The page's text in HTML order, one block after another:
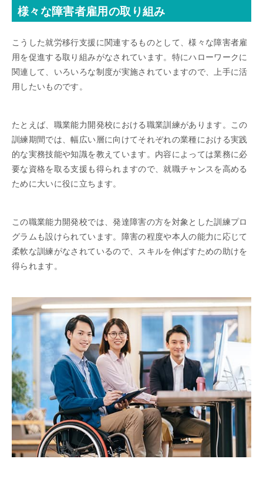
様々な障害者雇用の取り組み
こうした就労移行支援に関連するものとして、様々な障害者雇
用を促進する取り組みがなされています。特にハローワークに
関連して、いろいろな制度が実施されていますので、上手に活
用したいものです。
たとえば、職業能力開発校における職業訓練があります。この
訓練期間では、幅広い層に向けてそれぞれの業種における実践
的な実務技能や知識を教えています。内容によっては業務に必
要な資格を取る支援も得られますので、就職チャンスを高める
ために大いに役に立ちます。
この職業能力開発校では、発達障害の方を対象とした訓練プロ
グラムも設けられています。障害の程度や本人の能力に応じて
柔軟な訓練がなされているので、スキルを伸ばすための助けを
得られます。